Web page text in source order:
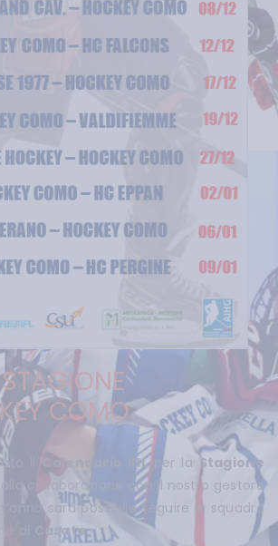
COMO
ilCalendario IHLper la Stagione
alla collaborazione con il nostro gestore
sarà possibile seguire la squadra
di
Casate.